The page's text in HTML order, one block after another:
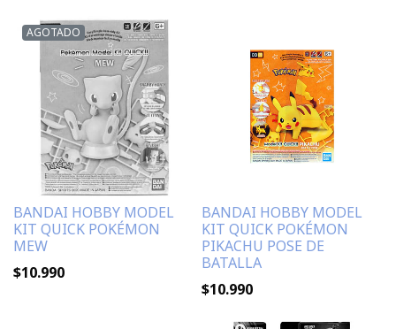
AGOTADO
BANDAI HOBBY MODEL
KIT QUICK POKÉMON
MEW
$10.990
BANDAI HOBBY MODEL
KIT QUICK POKÉMON
PIKACHU POSE DE
BATALLA
$10.990